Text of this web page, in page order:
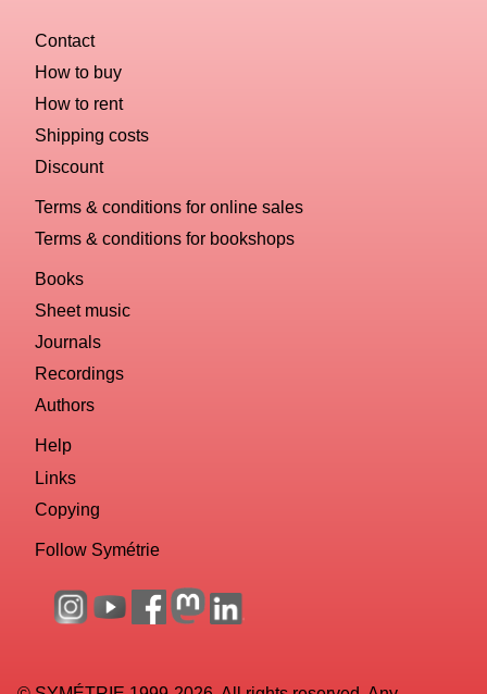
computer?
Contact
How to buy
How to rent
Shipping costs
Discount
Terms & conditions for online sales
Terms & conditions for bookshops
Books
Sheet music
Journals
Recordings
Authors
Help
Links
Copying
Follow Symétrie